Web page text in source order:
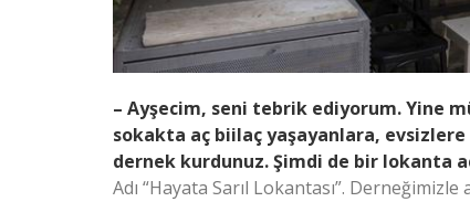
– Ayşecim, seni tebrik ediyorum. Yine
sokakta aç biilaç yaşayanlara,
dernek kurdunuz. Şimdi de bir lokanta
Adı “Hayata Sarıl Lokantası”. Derneğimizle